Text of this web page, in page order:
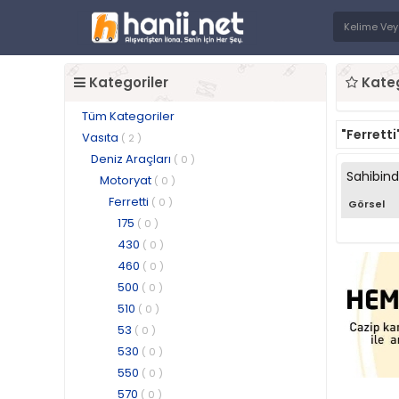
Kategoriler
Tüm Kategoriler
Vasıta ( 2 )
Deniz Araçları ( 0 )
Motoryat ( 0 )
Ferretti ( 0 )
175 ( 0 )
430 ( 0 )
460 ( 0 )
500 ( 0 )
510 ( 0 )
53 ( 0 )
530 ( 0 )
550 ( 0 )
570 ( 0 )
Görsel